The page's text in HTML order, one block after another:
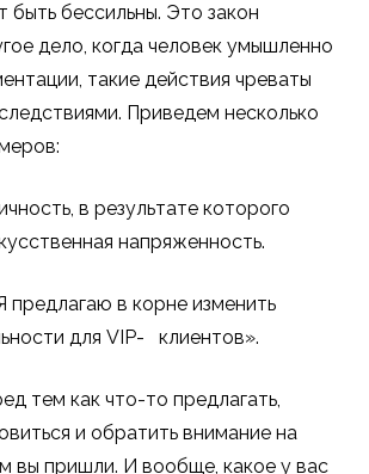
быть бессильны. Это закон
дело, когда человек умышленно
такие действия чреваты
Приведем несколько
в результате которого
напряженность.
предлагаю в корне изменить
для VIP- клиентов».
тем как что-то предлагать,
и обратить внимание на
вы пришли. И вообще, какое у вас